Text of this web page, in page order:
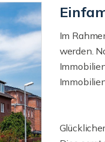
Im
werden.